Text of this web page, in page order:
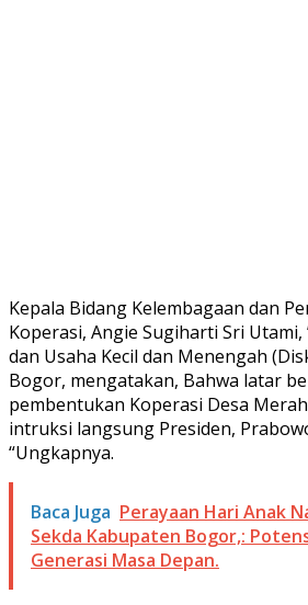
Kepala Bidang Kelembagaan dan
Koperasi, Angie Sugiharti Sri Utami,
dan Usaha Kecil dan Menengah
Bogor, mengatakan, Bahwa latar
pembentukan Koperasi Desa
intruksi langsung Presiden,
“Ungkapnya.
Baca Juga Perayaan Hari Anak
Sekda Kabupaten Bogor,:
Generasi Masa Depan.